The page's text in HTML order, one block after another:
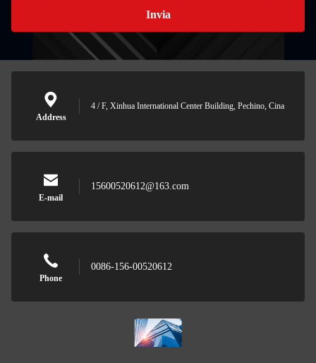
Invia
Address
4 / F, Xinhua International Center Building, Pechino, Cina
E-mail
15600520612@163.com
Phone
0086-156-00520612